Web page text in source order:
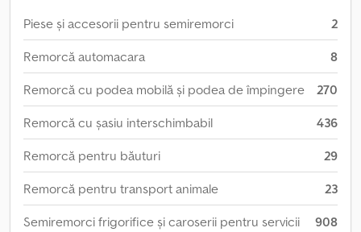
Piese și accesorii pentru semiremorci
2
Remorcă automacara 8
Remorcă cu podea mobilă și podea de împingere 270
Remorcă cu șasiu interschimbabil 436
Remorcă pentru băuturi 29
Remorcă pentru transport animale 23
Semiremorci frigorifice și caroserii pentru servicii
908